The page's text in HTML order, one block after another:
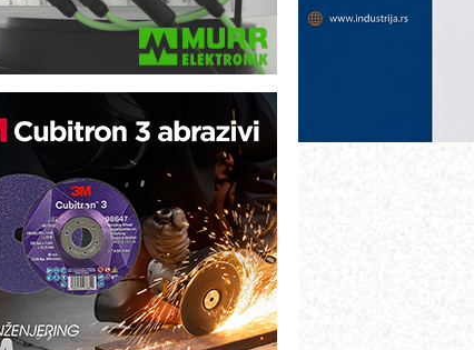
na prvom mestu!
- više od 40 godina
u industriji
TITAN ADVANCED INDICATOR
signalizacija za efikasnije
mašinama
ispitivanje transformatora u
elektranama i vetroparkovima
točkova na gradilištu- standard